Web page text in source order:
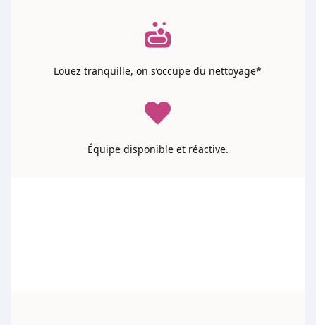

Louez tranquille, on s’occupe du nettoyage*

Équipe disponible et réactive.